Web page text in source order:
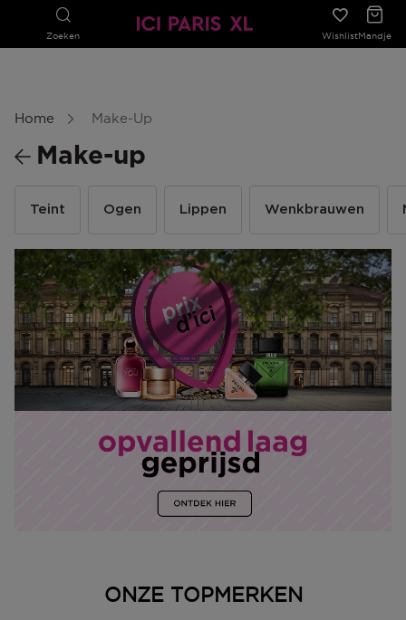
Zoeken WishlistMandje
Home Make-Up
Make-up
Teint Ogen Lippen Wenkbrauwen
ONZE TOPMERKEN